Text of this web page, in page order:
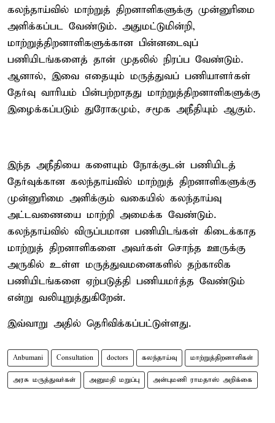
கலந்தாய்வில் மாற்றுத் திறனாளிகளுக்கு முன்னுரிமை
அளிக்கப்பட வேண்டும். அதுமட்டுமின்றி,
மாற்றுத்திறனாளிகளுக்கான பின்னடைவுப்
பணியிடங்களைத் தான் முதலில் நிரப்ப வேண்டும்.
ஆனால், இவை எதையும் மருத்துவப் பணியாளர்கள்
தேர்வு வாரியம் பின்பற்றாதது மாற்றுத்திறனாளிகளுக்கு
இழைக்கப்படும் துரோகமும், சமூக அநீதியும் ஆகும்.
இந்த அநீதியை களையும் நோக்குடன் பணியிடத்
தேர்வுக்கான கலந்தாய்வில் மாற்றுத் திறனாளிகளுக்கு
முன்னுரிமை அளிக்கும் வகையில் கலந்தாய்வு
அட்டவணையை மாற்றி அமைக்க வேண்டும்.
கலந்தாய்வில் விருப்பமான பணியிடங்கள் கிடைக்காத
மாற்றுத் திறனாளிகளை அவர்கள் சொந்த ஊருக்கு
அருகில் உள்ள மருத்துவமனைகளில் தற்காலிக
பணியிடங்களை ஏற்படுத்தி பணியமர்த்த வேண்டும்
என்று வலியுறுத்துகிறேன்.
இவ்வாறு அதில் தெரிவிக்கப்பட்டுள்ளது.
Anbumani Consultation doctors கலந்தாய்வு மாற்றுத்திறனாளிகள்
அரசு மருத்துவர்கள் அனுமதி மறுப்பு அன்புமணி ராமதாஸ் அறிக்கை